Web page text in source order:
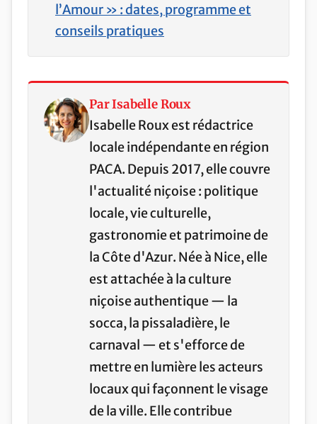
l’Amour » : dates, programme et
conseils pratiques
Par Isabelle Roux
Isabelle Roux est rédactrice
locale indépendante en région
PACA. Depuis 2017, elle couvre
l'actualité niçoise : politique
locale, vie culturelle,
gastronomie et patrimoine de
la Côte d'Azur. Née à Nice, elle
est attachée à la culture
niçoise authentique — la
socca, la pissaladière, le
carnaval — et s'efforce de
mettre en lumière les acteurs
locaux qui façonnent le visage
de la ville. Elle contribue